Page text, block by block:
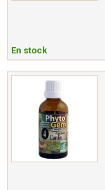
En stock